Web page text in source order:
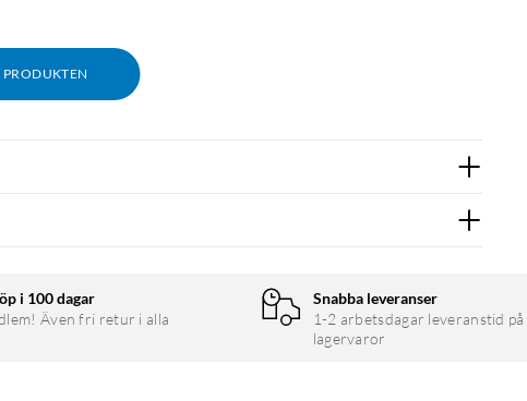
PRODUKTEN
i 100 dagar
Även fri retur i alla
Snabba leveranser
1-2 arbetsdagar leveranstid på
lagervaror